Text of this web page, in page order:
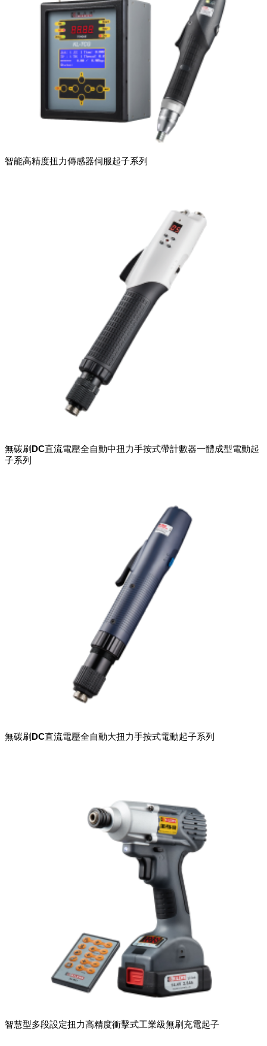
智能高精度扭力傳感器伺服起子系列
無碳刷DC直流電壓全自動中扭力手按式帶計數器一體成型電動起
子系列
無碳刷DC直流電壓全自動大扭力手按式電動起子系列
智慧型多段設定扭力高精度衝擊式工業級無刷充電起子